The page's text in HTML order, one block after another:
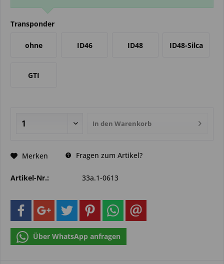
Transponder
ohne ID46 ID48 ID48-Silca
GTI
In den Warenkorb
Merken Fragen zum Artikel?
Artikel-Nr.: 33a.1-0613
Über WhatsApp anfragen